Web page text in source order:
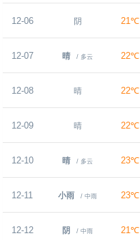
12-06 阴 21℃
12-07 晴 / 多云 22℃
12-08 晴 22℃
12-09 晴 22℃
12-10 晴 / 多云 23℃
12-11 小雨 / 中雨 23℃
12-12 阴 / 中雨 21℃